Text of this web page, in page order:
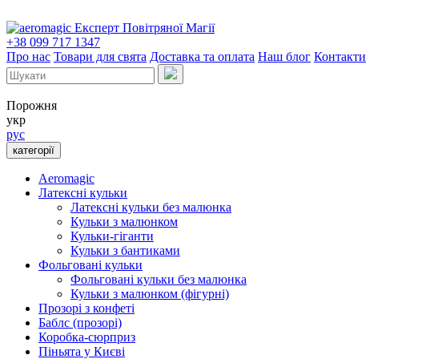
Експерт Повітряної Магії
+38 099 717 1347
Про нас Товари для свята Доставка та оплата Наш блог Контакти
Порожня
укр
рус
категорії
Aeromagic
Латексні кульки
Латексні кульки без малюнка
Кульки з малюнком
Кульки-гіганти
Кульки з бантиками
Фольговані кульки
Фольговані кульки без малюнка
Кульки з малюнком (фігурні)
Прозорі з конфеті
Баблс (прозорі)
Коробка-сюрприз
Піньята у Києві